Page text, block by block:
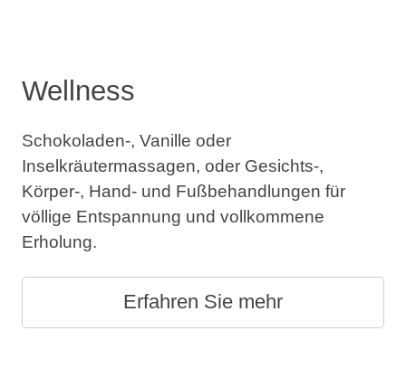
Wellness
Schokoladen-, Vanille oder
Inselkräutermassagen, oder Gesichts-,
Körper-, Hand- und Fußbehandlungen für
völlige Entspannung und vollkommene
Erholung.
Erfahren Sie mehr